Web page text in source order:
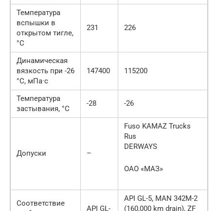
Температура
вспышки в
открытом тигле,
°С
231 226
Динамическая
вязкость при -26
°С, мПа·с
147400 115200
Температура
застывания, °С
-28 -26
Допуски –
Fuso KAMAZ Trucks
Rus
DERWAYS
ОАО «МАЗ»
Соответствие
API GL-
API GL-5, MAN 342M-2
(160,000 km drain), ZF